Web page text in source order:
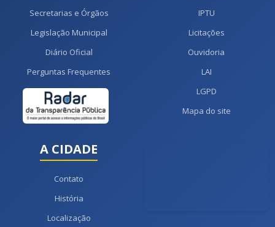
Secretarias e Órgãos
Legislação Municipal
Diário Oficial
Perguntas Frequentes
IPTU
Licitações
Ouvidoria
LAI
LGPD
Mapa do site
A CIDADE
Contato
História
Localização